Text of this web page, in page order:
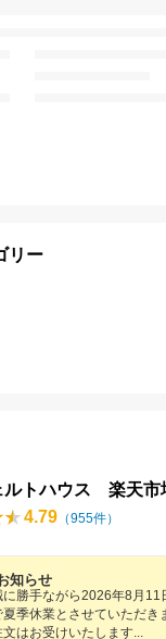
リー
ルトハウス 楽天市
4.79 （955件）
知らせ
に勝手ながら2026年8月11
夏季休業とさせていただき
はお受けいたしま す